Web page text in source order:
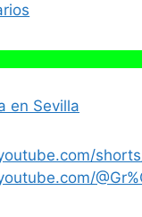
en Sevilla